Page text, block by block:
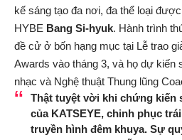
kế sáng tạo đa nơi, đa thể loại
HYBE Bang Si-hyuk. Hành trình
đề cử ở bốn hạng mục tại Lễ trao
Awards vào tháng 3, và họ dự kiến
nhạc và Nghệ thuật Thung lũng
Thật tuyệt vời khi chứng kiến
của KATSEYE, chinh phục
truyền hình đêm khuya. Sự